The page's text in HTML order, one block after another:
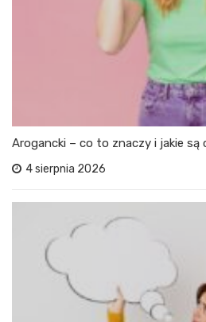
Arogancki – co to znaczy i jakie są
4 sierpnia 2026